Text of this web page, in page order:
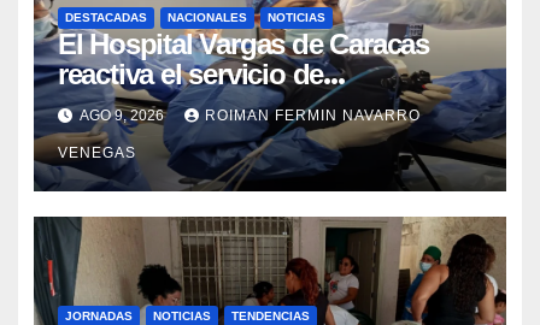
DESTACADAS NACIONALES NOTICIAS
El Hospital Vargas de Caracas
reactiva el servicio de
Colangiopancreatografía
Retrógrada Endoscópica para
beneficiar a cientos de pacientes
AGO 9, 2026 ROIMAN FERMIN NAVARRO
VENEGAS
JORNADAS NOTICIAS TENDENCIAS